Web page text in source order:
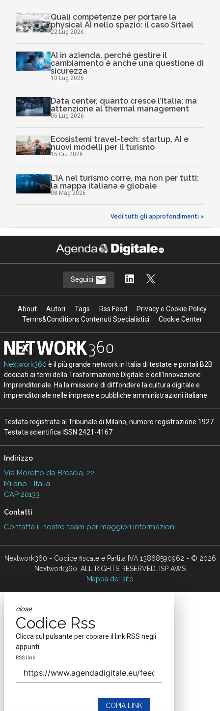
Quali competenze per portare la
physical AI nello spazio: il caso Sitael
22 Lug 2026
AI in azienda, perché gestire il
cambiamento è anche una questione di
sicurezza
10 Lug 2026
Data center, quanto cresce l’Italia: ma
attenzione al thermal management
06 Lug 2026
Ecosistemi travel-tech: startup, AI e
nuovi modelli per il turismo
15 Giu 2026
L’IA nel turismo corre, ma non per tutti:
la mappa italiana e globale
08 Mag 2026
Vedi tutti gli approfondimenti >
Seguici
About Autori Tags Rss Feed
Privacy e Cookie Policy
Terms&Conditions Contenuti Specialistici
Cookie Center
Nextwork360 è il più grande network in Italia di testate e portali B2B
dedicati ai temi della Trasformazione Digitale e dell’Innovazione
Imprenditoriale. Ha la missione di diffondere la cultura digitale e
imprenditoriale nelle imprese e pubbliche amministrazioni italiane.
Testata registrata al Tribunale di Milano, numero registrazione 1927.
Testata scientifica ISSN 2421-4167
Indirizzo
Via Moretto da Brescia, 22
Milano - Italia
CAP 20133
Contatti
Contatta il nostro team per maggiori informazioni
Nextwork360 - Codice fiscale e Partita IVA 13868590962 - © 2026
Nextwork360. ALL RIGHTS RESERVED. ISP AWS
Mappa del sito
close
Codice Rss
Clicca sul pulsante per copiare il link RSS negli
appunti.
RSS link
COPIA LINK